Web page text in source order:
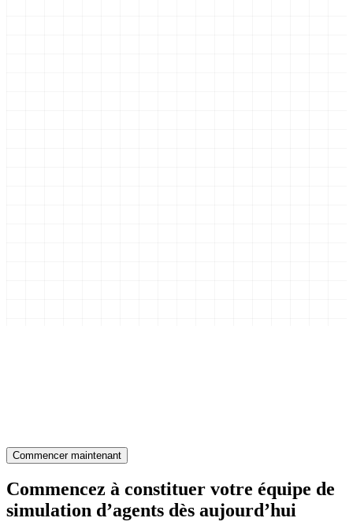
Commencer maintenant
Commencez à constituer votre équipe de
simulation d’agents dès aujourd’hui